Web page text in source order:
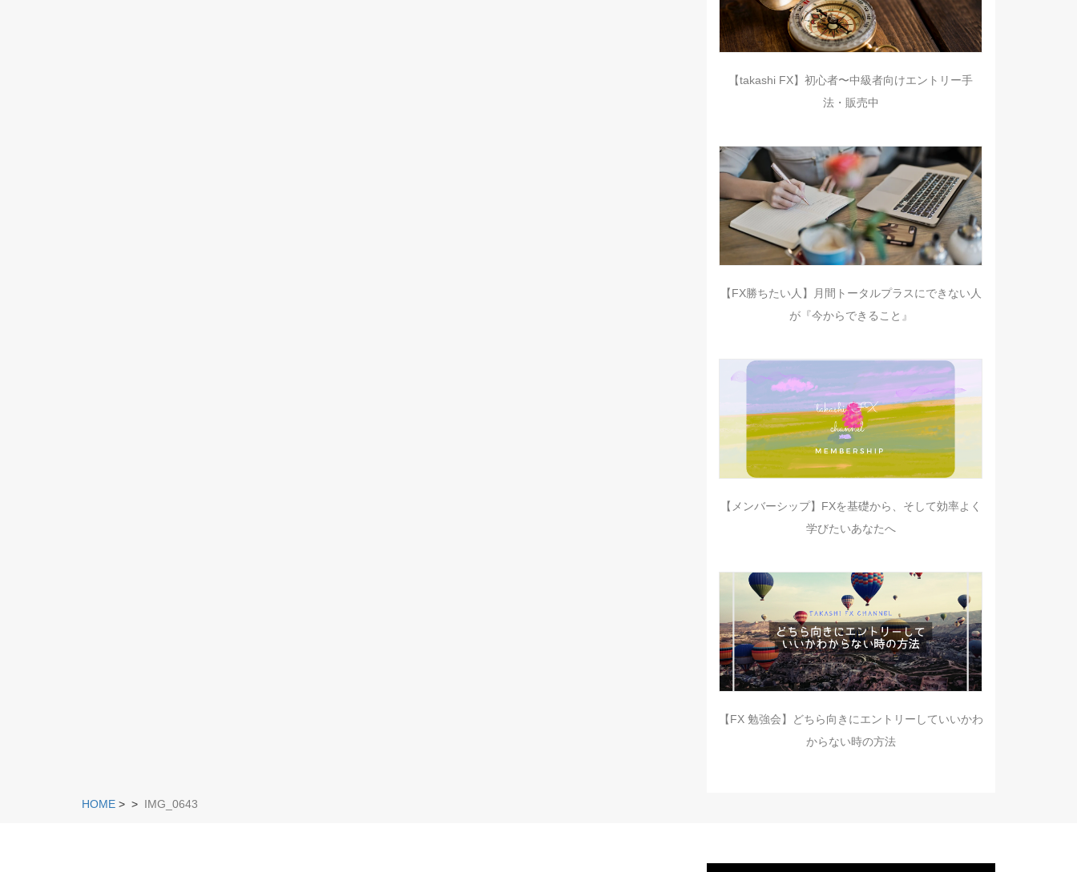
【takashi FX】初心者〜中級者向けエントリー手
法・販売中
【FX勝ちたい人】月間トータルプラスにできない人
が『今からできること』
【メンバーシップ】FXを基礎から、そして効率よく
学びたいあなたへ
【FX 勉強会】どちら向きにエントリーしていいかわ
からない時の方法
HOME > > IMG_0643